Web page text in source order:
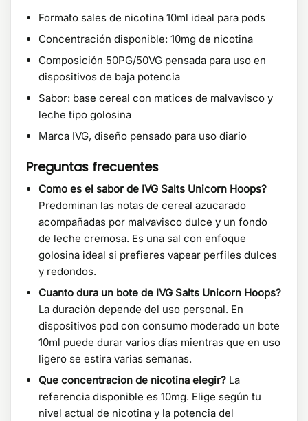
Formato sales de nicotina 10ml ideal para pods
Concentración disponible: 10mg de nicotina
Composición 50PG/50VG pensada para uso en
dispositivos de baja potencia
Sabor: base cereal con matices de malvavisco y
leche tipo golosina
Marca IVG, diseño pensado para uso diario
Preguntas frecuentes
Como es el sabor de IVG Salts Unicorn Hoops?
Predominan las notas de cereal azucarado
acompañadas por malvavisco dulce y un fondo
de leche cremosa. Es una sal con enfoque
golosina ideal si prefieres vapear perfiles dulces
y redondos.
Cuanto dura un bote de IVG Salts Unicorn Hoops?
La duración depende del uso personal. En
dispositivos pod con consumo moderado un bote
10ml puede durar varios días mientras que en uso
ligero se estira varias semanas.
Que concentracion de nicotina elegir? La
referencia disponible es 10mg. Elige según tu
nivel actual de nicotina y la potencia del